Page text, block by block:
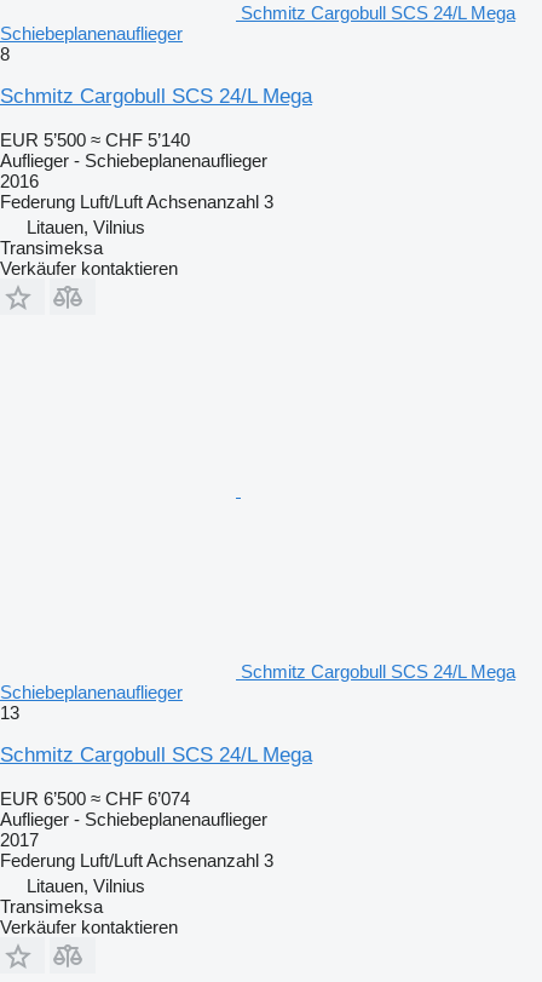
Schmitz Cargobull SCS 24/L Mega
Schiebeplanenauflieger
8
Schmitz Cargobull SCS 24/L Mega
EUR 5’500 ≈ CHF 5’140
Auflieger - Schiebeplanenauflieger
2016
Federung Luft/LuftAchsenanzahl 3
Litauen, Vilnius
Transimeksa
Verkäufer kontaktieren
Schmitz Cargobull SCS 24/L Mega
Schiebeplanenauflieger
13
Schmitz Cargobull SCS 24/L Mega
EUR 6’500 ≈ CHF 6’074
Auflieger - Schiebeplanenauflieger
2017
Federung Luft/LuftAchsenanzahl 3
Litauen, Vilnius
Transimeksa
Verkäufer kontaktieren